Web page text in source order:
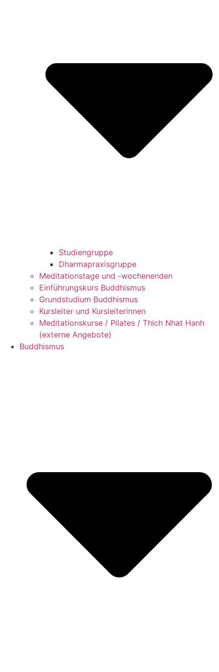
Studiengruppe
Dharmapraxisgruppe
Meditationstage und -wochenenden
Einführungskurs Buddhismus
Grundstudium Buddhismus
Kursleiter und Kursleiterinnen
Meditationskurse / Pilates / Thich Nhat Hanh
(externe Angebote)
Buddhismus